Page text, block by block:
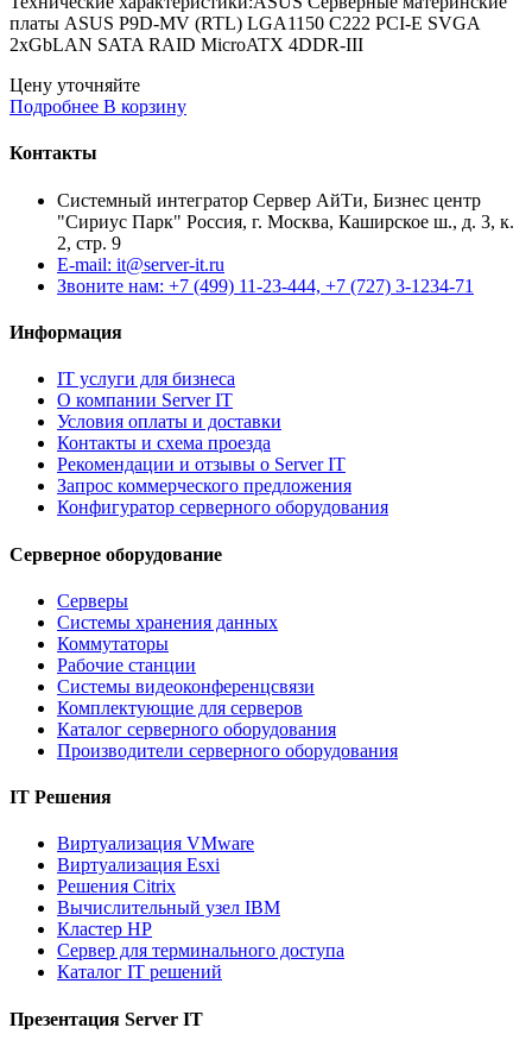
платы ASUS P9D-MV (RTL) LGA1150 C222 PCI-E SVGA
2xGbLAN SATA RAID MicroATX 4DDR-III
Цену уточняйте
Подробнее В корзину
Контакты
Системный интегратор Сервер АйТи, Бизнес центр
"Сириус Парк" Россия, г. Москва, Каширское ш., д. 3, к.
2, стр. 9
E-mail: it@server-it.ru
Звоните нам: +7 (499) 11-23-444, +7 (727) 3-1234-71
Информация
IT услуги для бизнеса
О компании Server IT
Условия оплаты и доставки
Контакты и схема проезда
Рекомендации и отзывы о Server IT
Запрос коммерческого предложения
Конфигуратор серверного оборудования
Серверное оборудование
Серверы
Системы хранения данных
Коммутаторы
Рабочие станции
Системы видеоконференцсвязи
Комплектующие для серверов
Каталог серверного оборудования
Производители серверного оборудования
IT Решения
Виртуализация VMware
Виртуализация Esxi
Решения Citrix
Вычислительный узел IBM
Кластер HP
Сервер для терминального доступа
Каталог IT решений
Презентация Server IT